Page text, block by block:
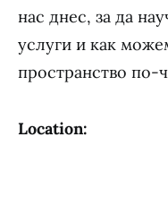
нас днес, за да
услуги и как
пространство по-
Location: